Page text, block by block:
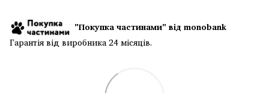
"Покупка частинами" від monobank
Гарантія від виробника 24 місяців.